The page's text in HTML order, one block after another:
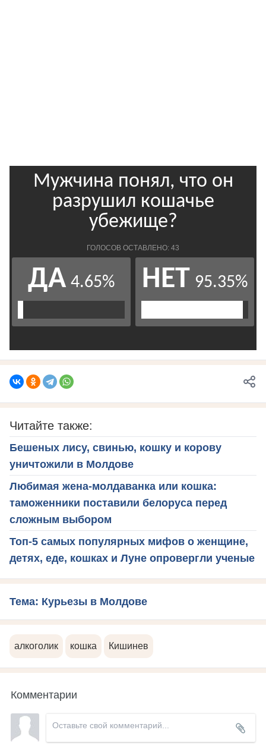
Читайте также:
Бешеных лису, свинью, кошку и корову
уничтожили в Молдове
Любимая жена-молдаванка или кошка:
таможенники поставили белоруса перед
сложным выбором
Топ-5 самых популярных мифов о женщине,
детях, еде, кошках и Луне опровергли ученые
Тема: Курьезы в Молдове
алкоголик кошка Кишинев
Комментарии